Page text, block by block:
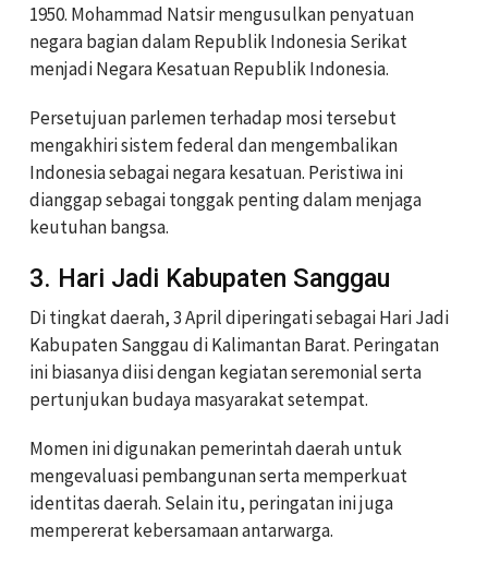
1950. Mohammad Natsir mengusulkan penyatuan
negara bagian dalam Republik Indonesia Serikat
menjadi Negara Kesatuan Republik Indonesia.
Persetujuan parlemen terhadap mosi tersebut
mengakhiri sistem federal dan mengembalikan
Indonesia sebagai negara kesatuan. Peristiwa ini
dianggap sebagai tonggak penting dalam menjaga
keutuhan bangsa.
3. Hari Jadi Kabupaten Sanggau
Di tingkat daerah, 3 April diperingati sebagai Hari Jadi
Kabupaten Sanggau di Kalimantan Barat. Peringatan
ini biasanya diisi dengan kegiatan seremonial serta
pertunjukan budaya masyarakat setempat.
Momen ini digunakan pemerintah daerah untuk
mengevaluasi pembangunan serta memperkuat
identitas daerah. Selain itu, peringatan ini juga
mempererat kebersamaan antarwarga.